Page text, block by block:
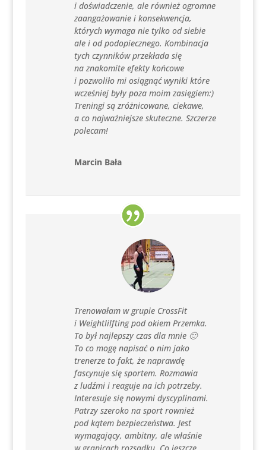
i doświadczenie, ale również ogromne
zaangażowanie i konsekwencja,
których wymaga nie tylko od siebie
ale i od podopiecznego. Kombinacja
tych czynników przekłada się
na znakomite efekty końcowe
i pozwoliło mi osiągnąć wyniki które
wcześniej były poza moim zasięgiem:)
Treningi są zróżnicowane, ciekawe,
a co najważniejsze skuteczne. Szczerze
polecam!
Marcin Bała
Trenowałam w grupie CrossFit
i Weightlilfting pod okiem Przemka.
To był najlepszy czas dla mnie 🙂
To co mogę napisać o nim jako
trenerze to fakt, że naprawdę
fascynuje się sportem. Rozmawia
z ludźmi i reaguje na ich potrzeby.
Interesuje się nowymi dyscyplinami.
Patrzy szeroko na sport rownież
pod kątem bezpieczeństwa. Jest
wymagający, ambitny, ale właśnie